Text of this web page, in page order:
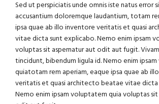
Sed ut perspiciatis unde omnis iste natus error
accusantium doloremque laudantium, totam
ipsa quae ab illo inventore veritatis et quasi
vitae dicta sunt explicabo. Nemo enim ipsam
voluptas sit aspernatur aut odit aut fugit.
tincidunt, bibendum ligula id. Nemo enim
quiatotam rem aperiam, eaque ipsa quae ab
veritatis et quasi architecto beatae vitae
Nemo enim ipsam voluptatem quia voluptas